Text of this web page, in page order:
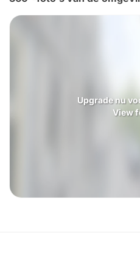
Upgrade nu
View